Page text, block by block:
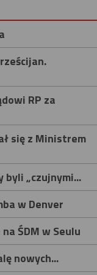
RP za
się z Ministrem
byli „czujnymi...
w Denver
ŚDM w Seulu
nowych...